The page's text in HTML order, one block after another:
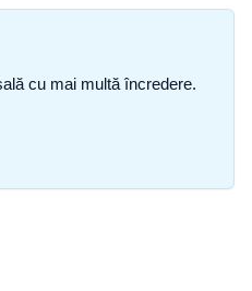
cu mai multă încredere.